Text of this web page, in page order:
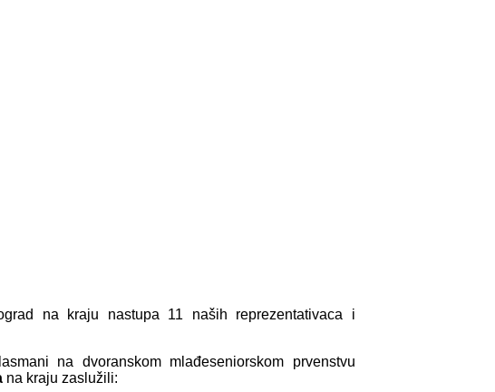
na kraju nastupa 11 naših reprezentativaca i
na dvoranskom mlađeseniorskom prvenstvu
na kraju zaslužili: